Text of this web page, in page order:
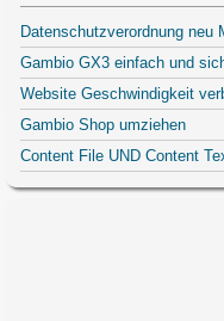
Datenschutzverordnung neu
Gambio GX3 einfach und
Website Geschwindigkeit
Gambio Shop umziehen
Content File UND Content